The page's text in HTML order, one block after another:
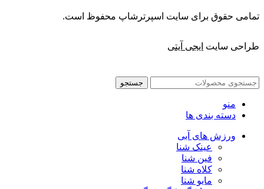
تمامی حقوق برای سایت اسپرترشاپ محفوظ است.
طراحی سایت ایجی آیتی
جستجو
منو
دسته بندی ها
ورزش های آبی
عینک شنا
فین شنا
کلاه شنا
مایو شنا